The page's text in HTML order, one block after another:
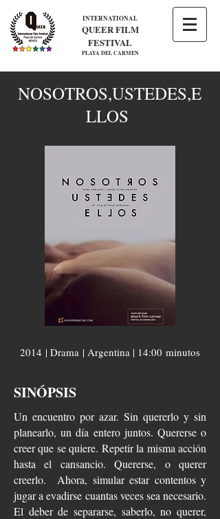
INTERNATIONAL
QUEER FILM
FESTIVAL
PLAYA DEL CARMEN
NOSOTROS,USTEDES,E
LLOS
2014 | Drama | Argentina | 14:00 minutos
SINÓPSIS
Un encuentro por azar. Sin quererlo y sin
planearlo, un día entero juntos. Quererse o
creer que se quiere. Repetir la misma acción
hasta el cansancio. Quererse, o querer
creerlo. Ahora, simular estar contentos y
jugar a evadirse cuantas veces sea necesario.
El deber de separarse, saberlo, no querer,